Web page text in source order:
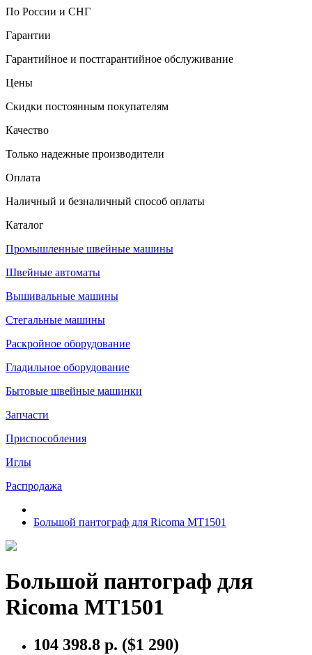
По России и СНГ
Гарантии
Гарантийное и постгарантийное обслуживание
Цены
Скидки постоянным покупателям
Качество
Только надежные производители
Оплата
Наличный и безналичный способ оплаты
Каталог
Промышленные швейные машины
Швейные автоматы
Вышивальные машины
Стегальные машины
Раскройное оборудование
Гладильное оборудование
Бытовые швейные машинки
Запчасти
Приспособления
Иглы
Распродажа
Большой пантограф для Ricoma MT1501
Большой пантограф для
Ricoma MT1501
104 398.8 р. ($1 290)